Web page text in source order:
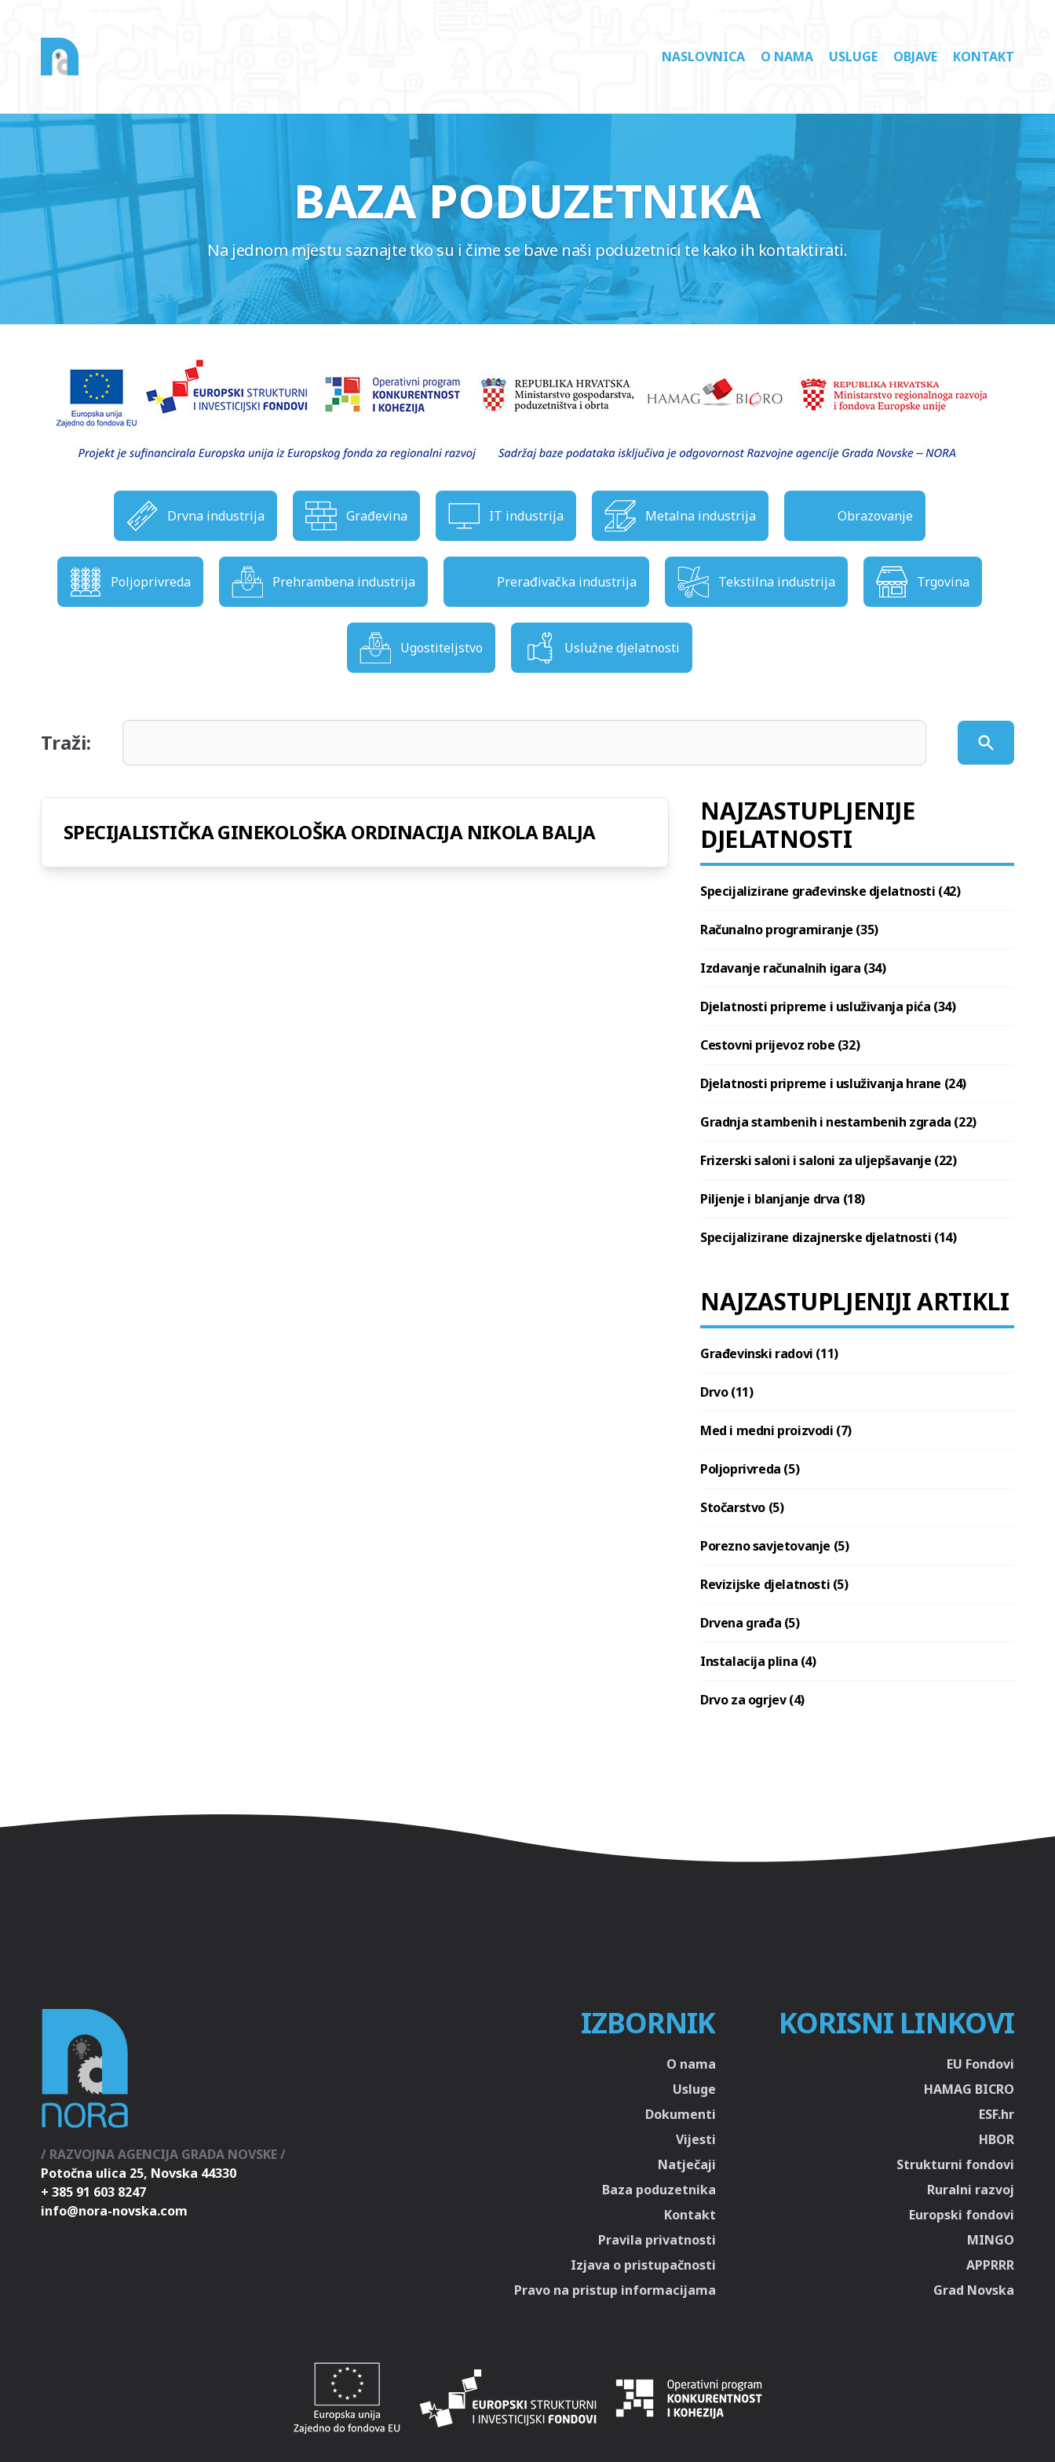
NASLOVNICA O NAMA USLUGE OBJAVE KONTAKT
BAZA PODUZETNIKA
Na jednom mjestu saznajte tko su i čime se bave naši poduzetnici te kako ih kontaktirati.
Drvna industrija Građevina IT industrija Metalna industrija Obrazovanje
Poljoprivreda Prehrambena industrija Prerađivačka industrija Tekstilna industrija Trgovina
Ugostiteljstvo Uslužne djelatnosti
Traži:
SPECIJALISTIČKA GINEKOLOŠKA ORDINACIJA NIKOLA BALJA
NAJZASTUPLJENIJE
DJELATNOSTI
Specijalizirane građevinske djelatnosti (42)
Računalno programiranje (35)
Izdavanje računalnih igara (34)
Djelatnosti pripreme i usluživanja pića (34)
Cestovni prijevoz robe (32)
Djelatnosti pripreme i usluživanja hrane (24)
Gradnja stambenih i nestambenih zgrada (22)
Frizerski saloni i saloni za uljepšavanje (22)
Piljenje i blanjanje drva (18)
Specijalizirane dizajnerske djelatnosti (14)
NAJZASTUPLJENIJI ARTIKLI
Građevinski radovi (11)
Drvo (11)
Med i medni proizvodi (7)
Poljoprivreda (5)
Stočarstvo (5)
Porezno savjetovanje (5)
Revizijske djelatnosti (5)
Drvena građa (5)
Instalacija plina (4)
Drvo za ogrjev (4)
/ RAZVOJNA AGENCIJA GRADA NOVSKE /
Potočna ulica 25, Novska 44330
+ 385 91 603 8247
IZBORNIK
O nama
Usluge
Dokumenti
Vijesti
Natječaji
Baza poduzetnika
Kontakt
Pravila privatnosti
Izjava o pristupačnosti
Pravo na pristup informacijama
KORISNI LINKOVI
EU Fondovi
HAMAG BICRO
ESF.hr
HBOR
Strukturni fondovi
Ruralni razvoj
Europski fondovi
MINGO
APPRRR
Grad Novska